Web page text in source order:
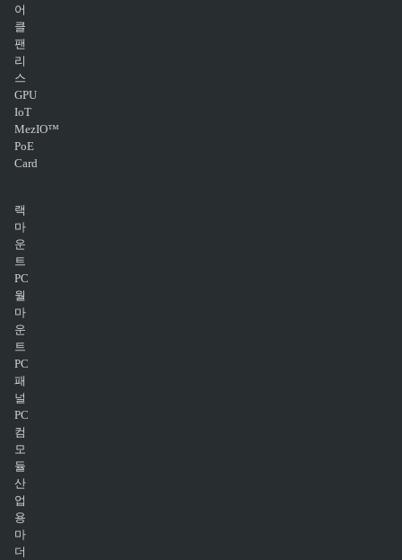
어
클
팬
리
스
GPU
IoT
MezIO™
PoE
Card
랙
마
운
트
PC
월
마
운
트
PC
패
널
PC
컴
모
듈
산
업
용
마
더